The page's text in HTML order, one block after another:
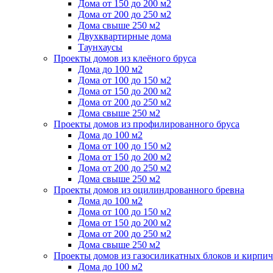
Дома от 150 до 200 м2
Дома от 200 до 250 м2
Дома свыше 250 м2
Двухквартирные дома
Таунхаусы
Проекты домов из клеёного бруса
Дома до 100 м2
Дома от 100 до 150 м2
Дома от 150 до 200 м2
Дома от 200 до 250 м2
Дома свыше 250 м2
Проекты домов из профилированного бруса
Дома до 100 м2
Дома от 100 до 150 м2
Дома от 150 до 200 м2
Дома от 200 до 250 м2
Дома свыше 250 м2
Проекты домов из оцилиндрованного бревна
Дома до 100 м2
Дома от 100 до 150 м2
Дома от 150 до 200 м2
Дома от 200 до 250 м2
Дома свыше 250 м2
Проекты домов из газосиликатных блоков и
Дома до 100 м2